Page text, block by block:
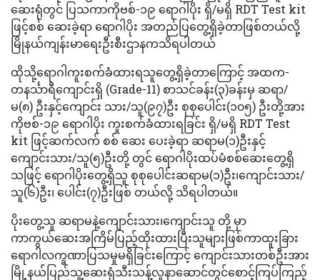
ဆေးရုံတွင် ပြသကာကိုဗစ်-၁၉ ရောဂါပိုး ရှိ/မရှိ RDT Test kit
ဖြင့်စစ် ဆေးခဲ့ရာ ရောဂါပိုး အတည်ပြတွေ့ရှိခဲ့တာဖြစ်တယ်လို့
မြိုနယ်ကျန်းမာရေးဦးစီးဌာနကသိရပါတယ်
ထိုသို့ရောဂါကူးစက်ခံထားရသူတွေ့ရှိခဲ့တာကြောင့် အထက-
တနင်္သာရီကျောင်းရှိ (Grade-11) စာသင်ခန်း(၃)ခန်းမှ ဆရာ/
မ(၈) ဦးနှင့်ကျောင်း သား/သူ(၉၇)ဦး စုစုပေါင်း(၁၀၅) ဦးတို့အား
ကိုဗစ်-၁၉ ရောဂါပိုး ကူးစက်ခံထားရခြင်း ရှိ/မရှိ RDT Test
kit ဖြင့်ဆက်လက် စစ် ဆေး ပေးခဲ့ရာ ဆရာမ(၁)ဦးနှင့်
ကျောင်းသား/သူ(၅)ဦးတို့ တွင် ရောဂါပိုးထပ်မံစစ်ဆေးတွေ့ရှိ
သဖြင့် ရောဂါပိုးတွေ့ရှိသူ စုစုပေါင်းဆရာမ(၁)ဦး၊ကျောင်းသား/
သူ(၆)ဦး၊ ပေါင်း(၇)ဦးဖြစ် တယ်လို့ သိရပါတယ်။
ပိုးတွေ့သူ ဆရာမနဲ့ကျောင်းသား၊ကျောင်းသူ တို့ မှာ
ကာကွယ်ဆေးအကြိမ်ပြည့်ထိုးထားပြီးသူများဖြစ်ကာထူးခြား
ရောဂါလက္ခဏာပြသမှုမရှိခြင်းကြောင့် ကျောင်းသားတစ်ဦးအား
မြို့နယ်ပြည်သူ့ဆေးရုံသီးသန့်လူနာဆောင်တွင်စောင့်ကြပ်ကြည့်